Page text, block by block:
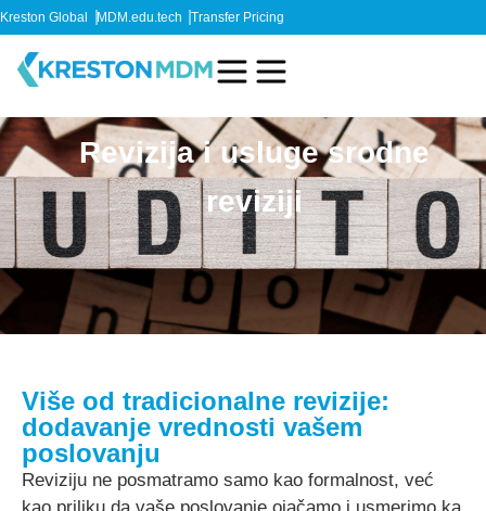
Kreston Global MDM.edu.tech Transfer Pricing
Revizija i usluge srodne
reviziji
Više od tradicionalne revizije:
dodavanje vrednosti vašem
poslovanju
Reviziju ne posmatramo samo kao formalnost, već